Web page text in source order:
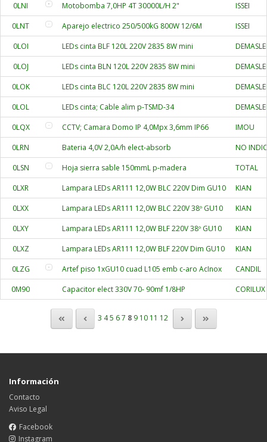
0LNI
Motobomba 7,0HP 4T 30000L/H 2"
ISSEI
0LNT
Aparejo electrico 250/500kG 800W 12/6M
ISSEI
0LOI
LEDs cinta BLF 120L 220V 2835 8W mini
0LOJ
LEDs cinta BLN 120L 220V 2835 8W mini
0LOK
LEDs cinta BLC 120L 220V 2835 8W mini
0LOL
LEDs cinta; Cable alim p-TSMD-34
0LQX
CCTV; Camara Domo IP 4,0Mpx 3,6mm IP66
IMOU
0LRN
Bateria 4,0V 2,0A/h elect-absorb
NO
0LSN
Hoja sierra sable 150mmL p-madera
TOTAL
0LXR
Lampara LEDs AR111 12,0W BLC 220V Dim GU10
KIAN
0LXX
Lampara LEDs AR111 12,0W BLC 220V 38º GU10
KIAN
0LXY
Lampara LEDs AR111 12,0W BLF 220V 38º GU10
KIAN
0LXZ
Lampara LEDs AR111 12,0W BLF 220V Dim GU10
KIAN
0LZG
Artef piso 1xGU10 cuad L105 emb c-aro AcInox
CANDIL
0M90
Capacitor elect 330V 70- 90mf 1/8HP CORILUX
3 4 5 6 7 8 9 10 11 12
Información
Contacto
Aviso Legal
Facebook
Instagram